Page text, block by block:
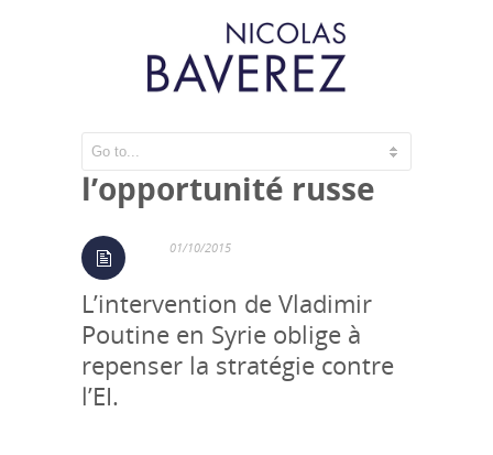
Syrie : saisir
l’opportunité russe
01/10/2015
L’intervention de Vladimir
Poutine en Syrie oblige à
repenser la stratégie contre
l’EI.